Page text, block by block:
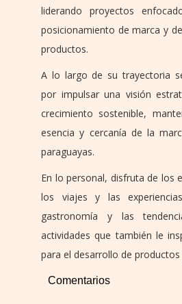
liderando proyectos
posicionamiento de marca y
productos.
A lo largo de su trayectoria
por impulsar una visión
crecimiento sostenible,
esencia y cercanía de la
paraguayas.
En lo personal, disfruta de los
los viajes y las
gastronomía y las
actividades que también le
para el desarrollo de productos
Comentarios